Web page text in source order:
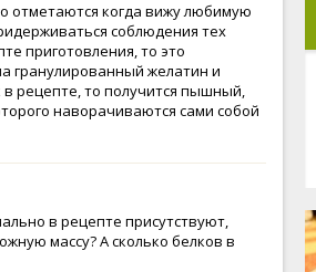
отметаются когда вижу любимую
соблюдения тех
приготовления, то это
гранулированный желатин и
в рецепте, то получится пышный,
наворачиваются сами собой
в рецепте присутствуют,
массу? А сколько белков в